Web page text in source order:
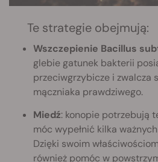
Te strategie obejmują:
Wszczepienie Bacillus
glebie gatunek bakterii
przeciwgrzybicze i zwalcza
mączniaka prawdziwego.
Miedź: konopie potrzebują
móc wypełnić kilka
Dzięki swoim
również pomóc w